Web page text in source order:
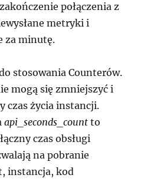
połączenia z
metryki i
za minutę.
stosowania Counterów.
mogą się zmniejszyć i
czas życia instancji.
api_seconds_count to
czas obsługi
na pobranie
instancja, kod